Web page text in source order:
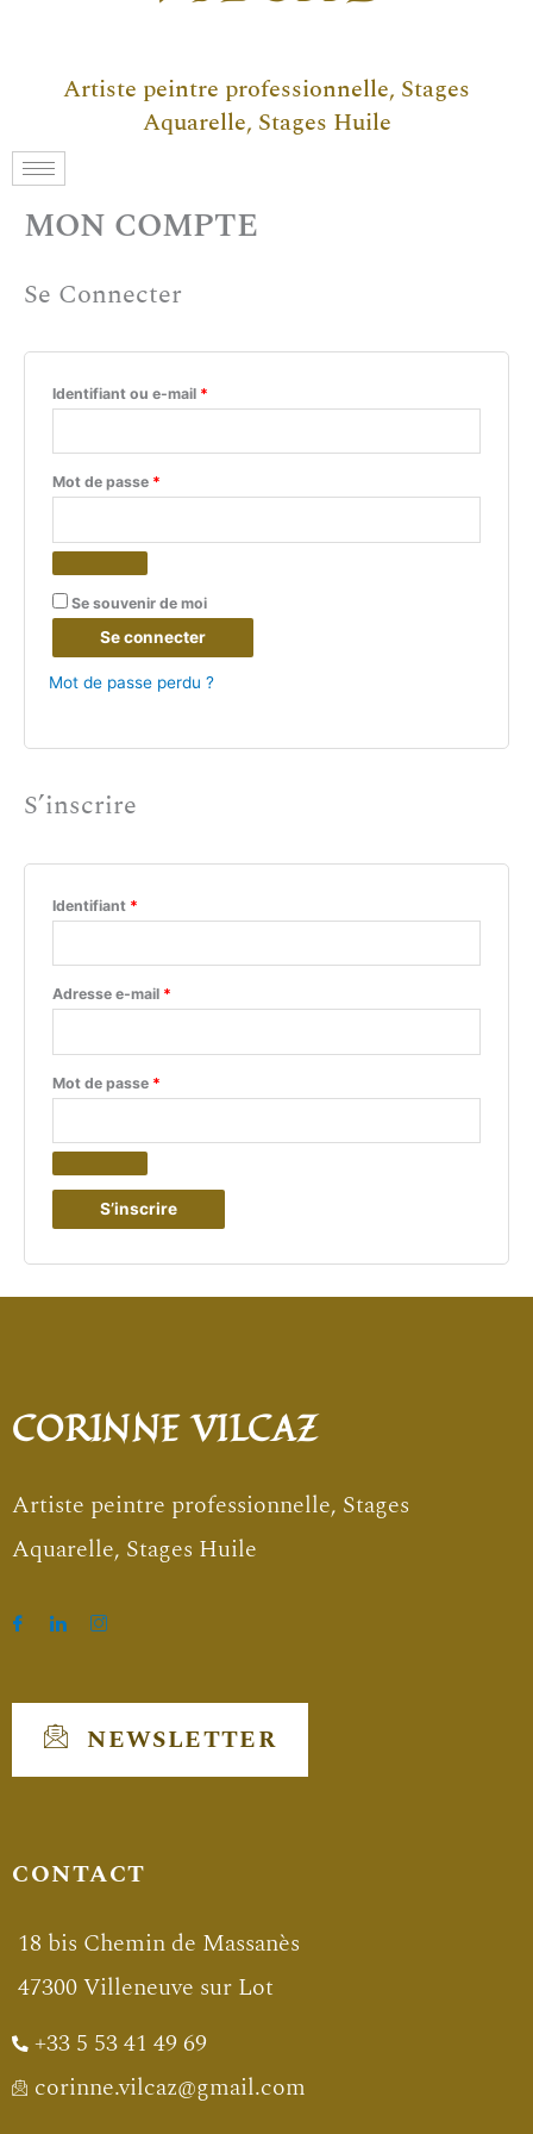
Artiste peintre professionnelle, Stages
Aquarelle, Stages Huile
MON COMPTE
Se Connecter
Identifiant ou e-mail *
Mot de passe *
Se souvenir de moi
Se connecter
Mot de passe perdu ?
S’inscrire
Identifiant *
Adresse e-mail *
Mot de passe *
S’inscrire
CORINNE VILCAZ
Artiste peintre professionnelle, Stages
Aquarelle, Stages Huile
NEWSLETTER
CONTACT
18 bis Chemin de Massanès
47300 Villeneuve sur Lot
+33 5 53 41 49 69
corinne.vilcaz@gmail.com